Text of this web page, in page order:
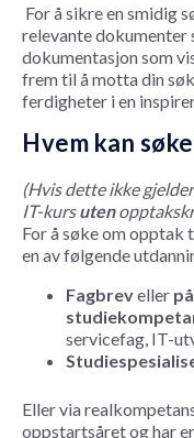
For å sikre en smidig
relevante dokumenter
dokumentasjon som
frem til å motta din
ferdigheter i en
Hvem kan
(Hvis dette ikke
IT-kursuten
For å søke om opptak
en av følgende
Fagbreveller
servicefag, IT-
Eller via
oppstartsåretog har